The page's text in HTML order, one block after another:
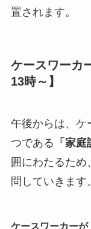
置されます。
ケースワーカ
13時～】
午後からは、ケ
つである 「家庭
囲にわたるた
問していきます。
ケースワーカー